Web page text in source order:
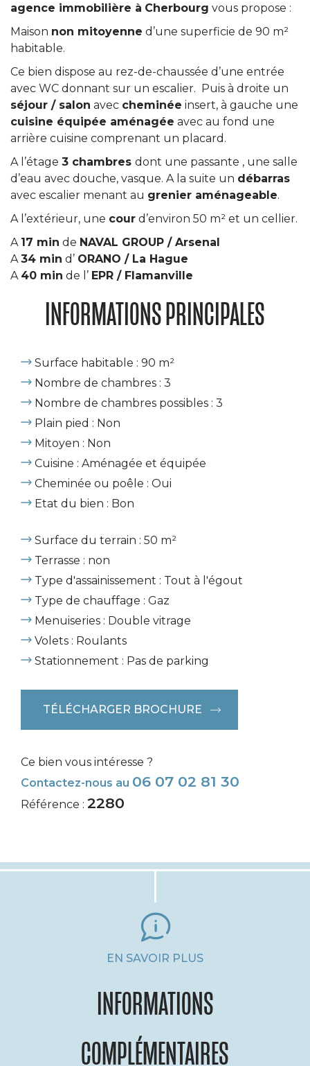
agence immobilière à Cherbourg vous propose :
Maison non mitoyenne d’une superficie de 90 m²
habitable.
Ce bien dispose au rez-de-chaussée d’une entrée
avec WC donnant sur un escalier. Puis à droite un
séjour / salon avec cheminée insert, à gauche une
cuisine équipée aménagée avec au fond une
arrière cuisine comprenant un placard.
A l’étage 3 chambres dont une passante , une salle
d’eau avec douche, vasque. A la suite un débarras
avec escalier menant au grenier aménageable.
A l’extérieur, une cour d’environ 50 m² et un cellier.
A 17 min de NAVAL GROUP / Arsenal
A 34 min d’ ORANO / La Hague
A 40 min de l’ EPR / Flamanville
INFORMATIONS PRINCIPALES
Surface habitable : 90 m²
Nombre de chambres : 3
Nombre de chambres possibles : 3
Plain pied : Non
Mitoyen : Non
Cuisine : Aménagée et équipée
Cheminée ou poêle : Oui
Etat du bien : Bon
Surface du terrain : 50 m²
Terrasse : non
Type d'assainissement : Tout à l'égout
Type de chauffage : Gaz
Menuiseries : Double vitrage
Volets : Roulants
Stationnement : Pas de parking
TÉLÉCHARGER BROCHURE
Ce bien vous intéresse ?
Contactez-nous au 06 07 02 81 30
Référence : 2280
EN SAVOIR PLUS
INFORMATIONS
COMPLÉMENTAIRES